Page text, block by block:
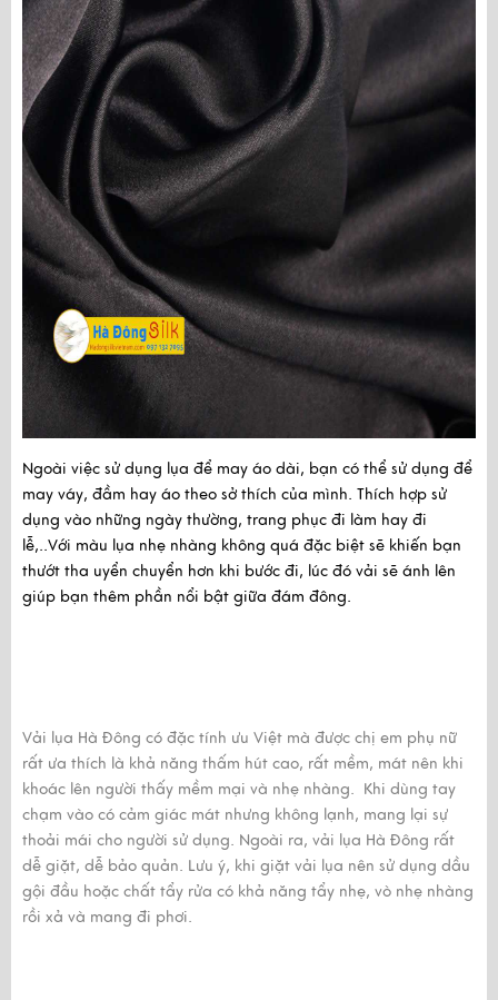
Ngoài việc sử dụng lụa để may áo dài, bạn có thể sử dụng để
may váy, đầm hay áo theo sở thích của mình. Thích hợp sử
dụng vào những ngày thường, trang phục đi làm hay đi
lễ,..Với màu lụa nhẹ nhàng không quá đặc biệt sẽ khiến bạn
thướt tha uyển chuyển hơn khi bước đi, lúc đó vải sẽ ánh lên
giúp bạn thêm phần nổi bật giữa đám đông.
Vải lụa Hà Đông có đặc tính ưu Việt mà được chị em phụ nữ
rất ưa thích là khả năng thấm hút cao, rất mềm, mát nên khi
khoác lên người thấy mềm mại và nhẹ nhàng. Khi dùng tay
chạm vào có cảm giác mát nhưng không lạnh, mang lại sự
thoải mái cho người sử dụng. Ngoài ra, vải lụa Hà Đông rất
dễ giặt, dễ bảo quản. Lưu ý, khi giặt vải lụa nên sử dụng dầu
gội đầu hoặc chất tẩy rửa có khả năng tẩy nhẹ, vò nhẹ nhàng
rồi xả và mang đi phơi.